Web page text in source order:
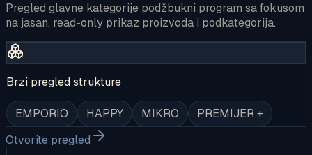
Pregled glavne kategorije podžbukni program sa fokusom
na jasan, read-only prikaz proizvoda i podkategorija.
Brzi pregled strukture
EMPORIO HAPPY MIKRO
PREMIJER +
Otvorite pregled